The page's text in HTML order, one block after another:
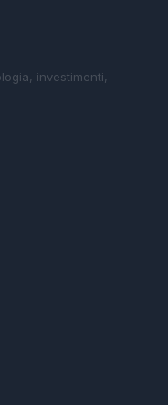
investimenti,